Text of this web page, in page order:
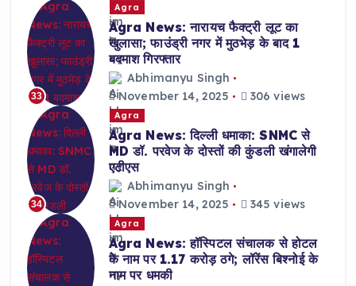
33
Agra
Agra News: नारायच फैक्ट्री लूट का
खुलासा; फाउंड्री नगर में मुठभेड़ के बाद 1
बदमाश गिरफ्तार
Abhimanyu Singh
November 14, 2025
306 views
34
Agra
Agra News: दिल्ली धमाका: SNMC से
MD डॉ. परवेज के दोस्तों की कुंडली खंगालेगी
एटीएस
Abhimanyu Singh
November 14, 2025
345 views
Agra
Agra News: हॉस्पिटल संचालक से होटल
के नाम पर 1.17 करोड़ ठगे; लॉरेंस बिश्नोई के
नाम पर धमकी